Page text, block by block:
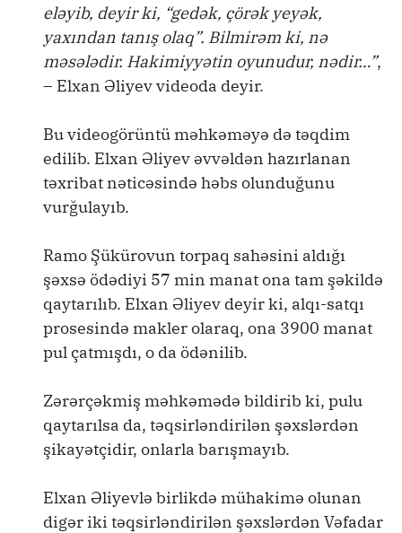
eləyib, deyir ki, “gedək, çörək yeyək,
yaxından tanış olaq”. Bilmirəm ki, nə
məsələdir. Hakimiyyətin oyunudur, nədir…”,
– Elxan Əliyev videoda deyir.
Bu videogörüntü məhkəməyə də təqdim
edilib. Elxan Əliyev əvvəldən hazırlanan
təxribat nəticəsində həbs olunduğunu
vurğulayıb.
Ramo Şükürovun torpaq sahəsini aldığı
şəxsə ödədiyi 57 min manat ona tam şəkildə
qaytarılıb. Elxan Əliyev deyir ki, alqı-satqı
prosesində makler olaraq, ona 3900 manat
pul çatmışdı, o da ödənilib.
Zərərçəkmiş məhkəmədə bildirib ki, pulu
qaytarılsa da, təqsirləndirilən şəxslərdən
şikayətçidir, onlarla barışmayıb.
Elxan Əliyevlə birlikdə mühakimə olunan
digər iki təqsirləndirilən şəxslərdən Vəfadar